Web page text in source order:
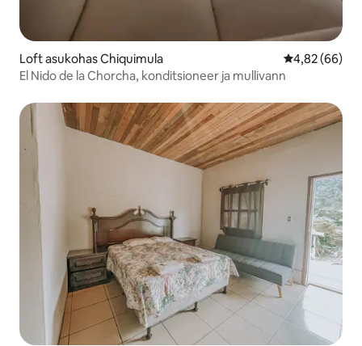
Loft asukohas Chiquimula Keskmine
4,82 (66)
El Nido de la Chorcha, konditsioneer ja mullivann